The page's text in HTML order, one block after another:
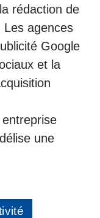
rédaction de
Les agences
Google
et la
une